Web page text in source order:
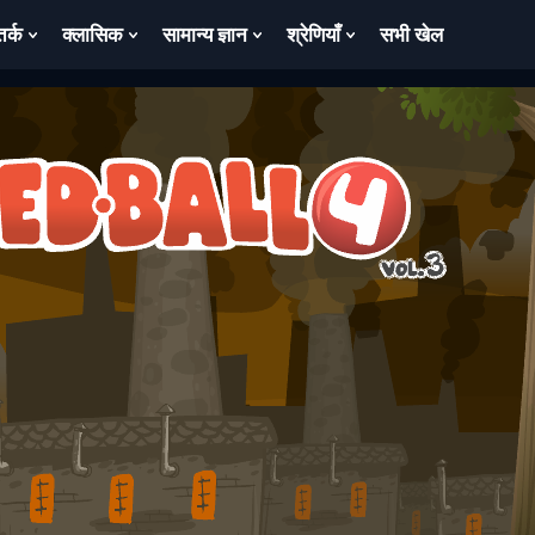
Show
For
क्लासिक
Show
For
क्लासिक
सामान्य ज्ञान
Show
For
श्रेणियाँ
Show
For
श्रेणियाँ
सभी खेल